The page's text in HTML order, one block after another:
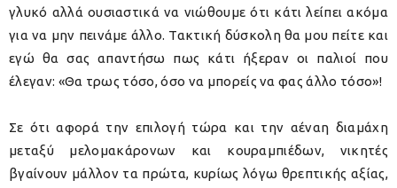
γλυκό αλλά ουσιαστικά να νιώθουμε ότι κάτι λείπει ακόμα
για να μην πεινάμε άλλο. Τακτική δύσκολη θα μου πείτε και
εγώ θα σας απαντήσω πως κάτι ήξεραν οι παλιοί που
έλεγαν: «Θα τρως τόσο, όσο να μπορείς να φας άλλο τόσο»!
Σε ότι αφορά την επιλογή τώρα και την αέναη διαμάχη
μεταξύ μελομακάρονων και κουραμπιέδων, νικητές
βγαίνουν μάλλον τα πρώτα, κυρίως λόγω θρεπτικής αξίας,